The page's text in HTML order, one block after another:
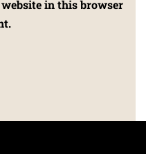
in this browser